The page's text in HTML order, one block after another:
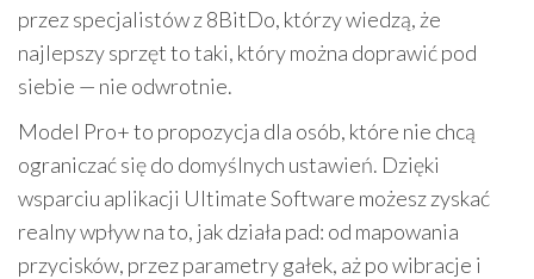
przez specjalistów z 8BitDo, którzy wiedzą, że
najlepszy sprzęt to taki, który można doprawić pod
siebie — nie odwrotnie.
Model Pro+ to propozycja dla osób, które nie chcą
ograniczać się do domyślnych ustawień. Dzięki
wsparciu aplikacji Ultimate Software możesz zyskać
realny wpływ na to, jak działa pad: od mapowania
przycisków, przez parametry gałek, aż po wibracje i